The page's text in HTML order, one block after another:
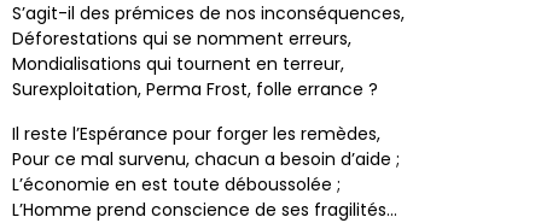
S’agit-il des prémices de nos inconséquences,
Déforestations qui se nomment erreurs,
Mondialisations qui tournent en terreur,
Surexploitation, Perma Frost, folle errance ?
Il reste l’Espérance pour forger les remèdes,
Pour ce mal survenu, chacun a besoin d’aide ;
L’économie en est toute déboussolée ;
L’Homme prend conscience de ses fragilités…